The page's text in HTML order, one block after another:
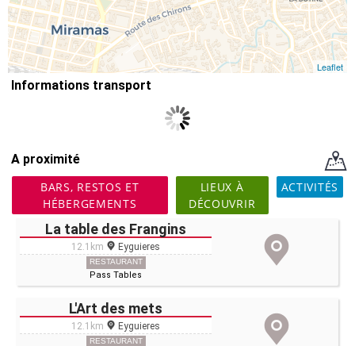
Leaflet
Informations transport
A proximité
BARS, RESTOS ET
HÉBERGEMENTS
LIEUX À
DÉCOUVRIR
ACTIVITÉS
La table des Frangins
12.1km Eyguieres
RESTAURANT
Pass Tables
L'Art des mets
12.1km Eyguieres
RESTAURANT